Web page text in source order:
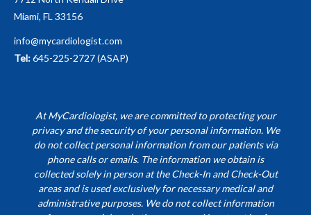
Miami, FL 33156
info@mycardiologist.com
Tel:645-225-2727 (ASAP)
At MyCardiologist, we are committed to protecting your
privacy and the security of your personal information. We
do not collect personal information from our patients via
phone calls or emails. The information we obtain is
collected solely in person at the Check-In and Check-Out
areas and is used exclusively for necessary medical and
administrative purposes. We do not collect information